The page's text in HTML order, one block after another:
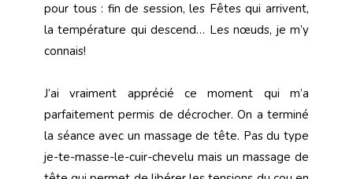
pour tous : fin de session, les Fêtes qui arrivent,
la température qui descend… Les nœuds, je m’y
connais!
J’ai vraiment apprécié ce moment qui m’a
parfaitement permis de décrocher. On a terminé
la séance avec un massage de tête. Pas du type
je-te-masse-le-cuir-chevelu mais un massage de